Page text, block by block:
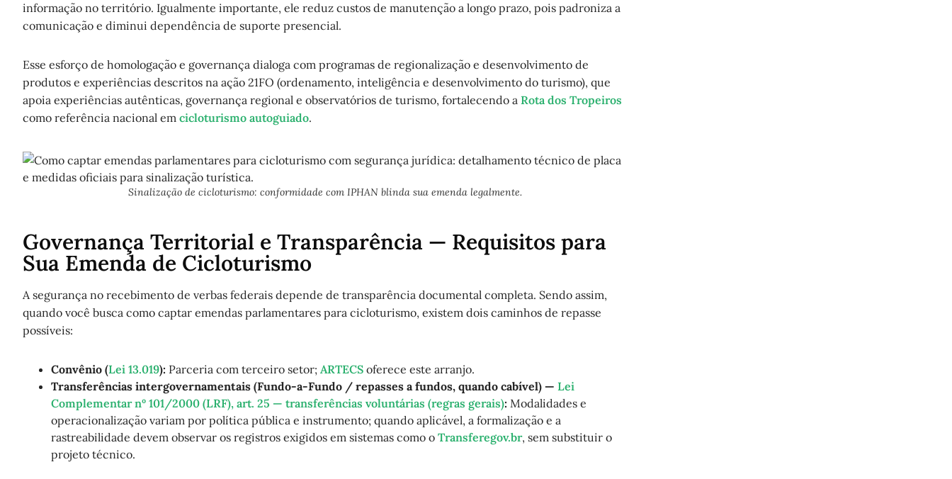
informação no território. Igualmente importante, ele reduz custos de manutenção a longo prazo, pois padroniza a
comunicação e diminui dependência de suporte presencial.
Esse esforço de homologação e governança dialoga com programas de regionalização e desenvolvimento de
produtos e experiências descritos na ação 21FO (ordenamento, inteligência e desenvolvimento do turismo), que
apoia experiências autênticas, governança regional e observatórios de turismo, fortalecendo a Rota dos Tropeiros
como referência nacional em cicloturismo autoguiado.
Sinalização de cicloturismo: conformidade com IPHAN blinda sua emenda legalmente.
Governança Territorial e Transparência — Requisitos para
Sua Emenda de Cicloturismo
A segurança no recebimento de verbas federais depende de transparência documental completa. Sendo assim,
quando você busca como captar emendas parlamentares para cicloturismo, existem dois caminhos de repasse
possíveis:
Convênio (Lei 13.019): Parceria com terceiro setor; ARTECS oferece este arranjo.
Transferências intergovernamentais (Fundo-a-Fundo / repasses a fundos, quando cabível) — Lei
Complementar nº 101/2000 (LRF), art. 25 — transferências voluntárias (regras gerais): Modalidades e
operacionalização variam por política pública e instrumento; quando aplicável, a formalização e a
rastreabilidade devem observar os registros exigidos em sistemas como o Transferegov.br, sem substituir o
projeto técnico.